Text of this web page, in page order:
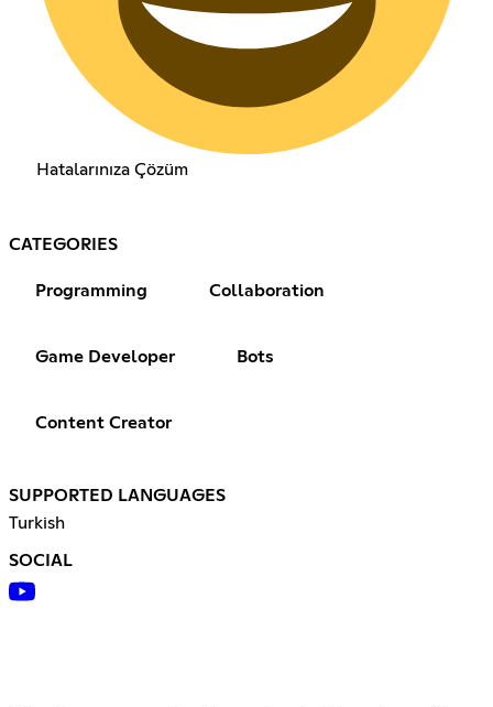
Hatalarınıza Çözüm
CATEGORIES
Programming Collaboration
Game Developer Bots
Content Creator
SUPPORTED LANGUAGES
Turkish
SOCIAL